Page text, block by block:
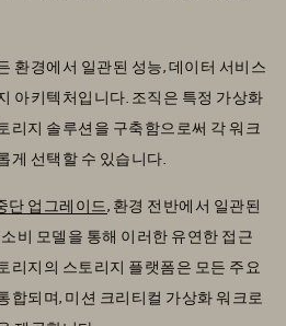
환경에서 일관된 성능, 데이터 서비스
아키텍처입니다. 조직은 특정 가상화
리지 솔루션을 구축함으로써 각 워크
게 선택할 수 있습니다.
단 업그레이드, 환경 전반에서 일관된
비 모델을 통해 이러한 유연한 접근
리지의 스토리지 플랫폼은 모든 주요
합되며, 미션 크리티컬 가상화 워크로